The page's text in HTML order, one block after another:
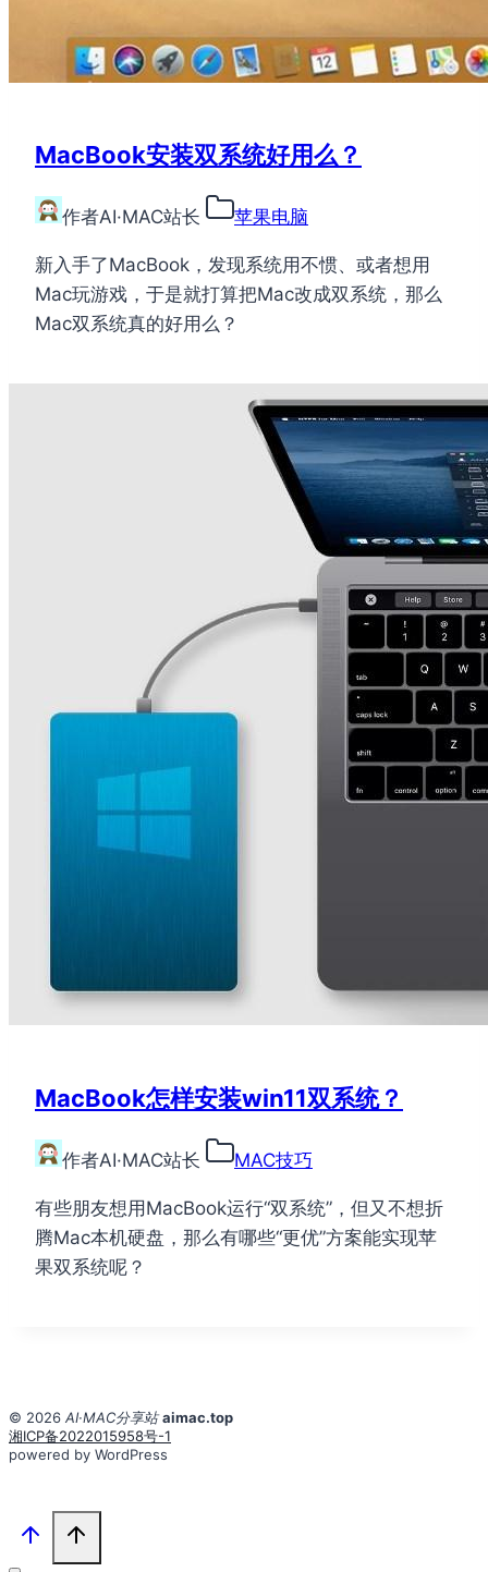
MacBook安装双系统好用么？
作者AI·MAC站长 苹果电脑
新入手了MacBook，发现系统用不惯、或者想用
Mac玩游戏，于是就打算把Mac改成双系统，那么
Mac双系统真的好用么？
MacBook怎样安装win11双系统？
作者AI·MAC站长 MAC技巧
有些朋友想用MacBook运行“双系统”，但又不想折
腾Mac本机硬盘，那么有哪些“更优”方案能实现苹
果双系统呢？
© 2026 AI·MAC分享站 aimac.top
湘ICP备2022015958号-1
powered by WordPress